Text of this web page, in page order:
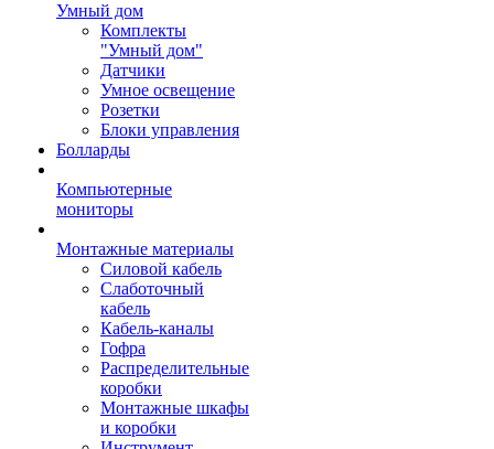
Умный дом
Комплекты
"Умный дом"
Датчики
Умное освещение
Розетки
Блоки управления
Болларды
Компьютерные
мониторы
Монтажные материалы
Силовой кабель
Слаботочный
кабель
Кабель-каналы
Гофра
Распределительные
коробки
Монтажные шкафы
и коробки